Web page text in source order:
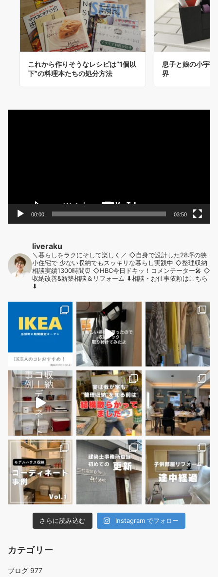
これから作りそうなレシピは”1個以
下”の料理本たちの処分方法
息子と娘の小宇
界
00:00 03:50
liveraku
＼暮らしをラクにそして楽しく／ ◇自身で設計した28坪の狭
小住宅で 少ない収納でもスッキリな暮らし実践中 ◇整理収納
相談実績1300時間⏰ ◇HBC今日ドキッ！コメンテーター🎤 ◇
収納改善&新築相談＆リフォーム ⬇︎相談・お仕事依頼はこちら
⬇︎
さらに読み込む Instagram でフォロー
カテゴリー
ブログ 977